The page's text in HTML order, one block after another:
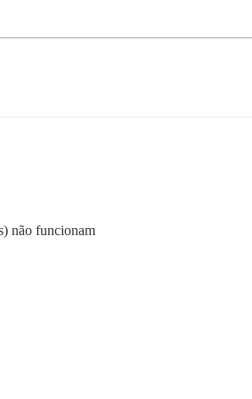
não funcionam